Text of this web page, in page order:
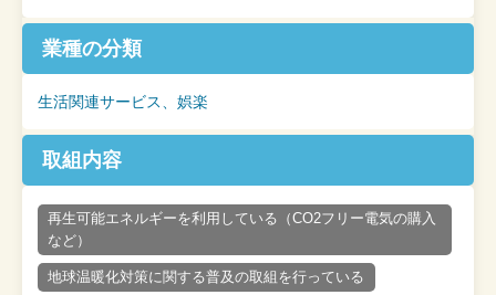
業種の分類
生活関連サービス、娯楽
取組内容
再生可能エネルギーを利用している（CO2フリー電気の購入
など）
地球温暖化対策に関する普及の取組を行っている